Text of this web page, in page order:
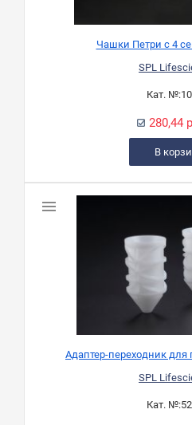
Чашки Петри с 4
SPL
Кат. №:
280,44
В
Адаптер-переходник для
SPL
Кат. №: